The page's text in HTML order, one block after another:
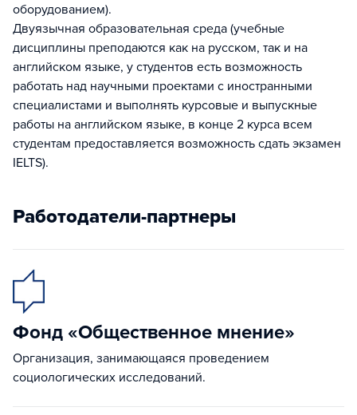
оборудованием).
Двуязычная образовательная среда (учебные
дисциплины преподаются как на русском, так и на
английском языке, у студентов есть возможность
работать над научными проектами с иностранными
специалистами и выполнять курсовые и выпускные
работы на английском языке, в конце 2 курса всем
студентам предоставляется возможность сдать экзамен
IELTS).
Работодатели-партнеры
Фонд «Общественное мнение»
Организация, занимающаяся проведением
социологических исследований.